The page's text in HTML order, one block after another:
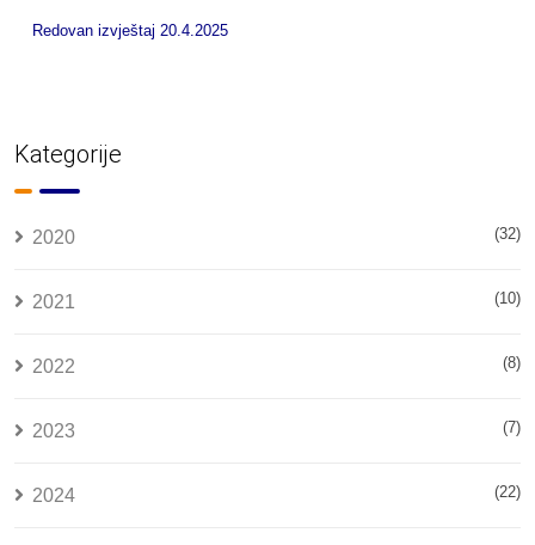
Redovan izvještaj 20.4.2025
Kategorije
2020 (32)
2021 (10)
2022 (8)
2023 (7)
2024 (22)